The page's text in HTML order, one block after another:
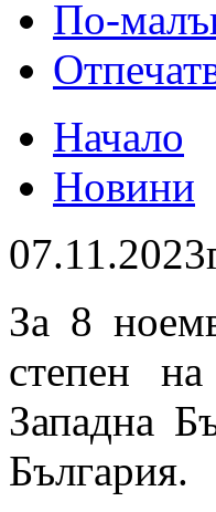
По-
Начало
Новини
За 8
степен
Западна
България.